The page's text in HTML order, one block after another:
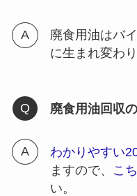
廃食用油はバ
に生まれ変わり
廃食用油回収
わかりやすい
ますので、
こ
い。